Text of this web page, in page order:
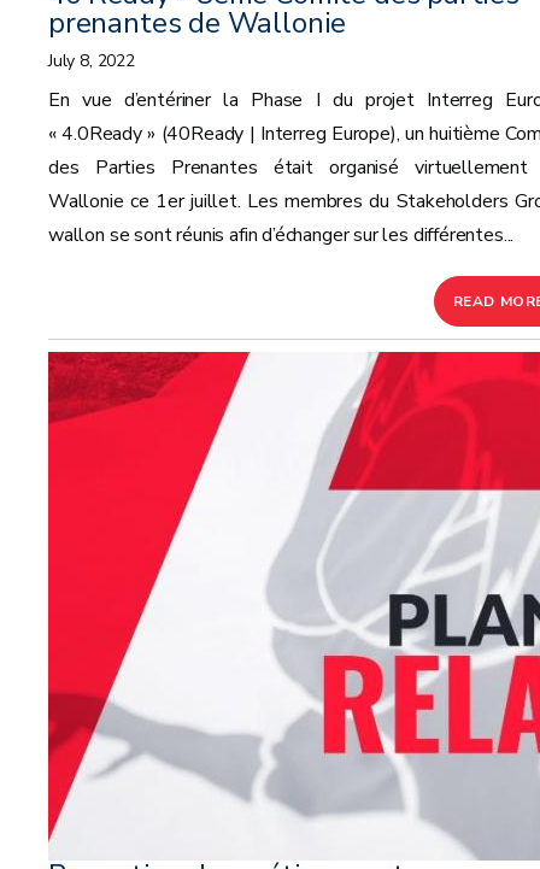
prenantes de Wallonie
July 8, 2022
En vue d’entériner la Phase I du projet Interreg
« 4.0Ready » (40Ready | Interreg Europe), un huitième
des Parties Prenantes était organisé virtuellement
Wallonie ce 1er juillet. Les membres du Stakeholders
wallon se sont réunis afin d’échanger sur les différentes...
READ